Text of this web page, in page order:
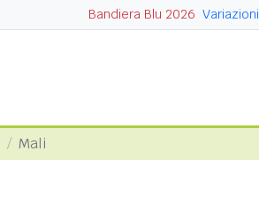
Bandiera Blu 2026 Variazioni
Mali